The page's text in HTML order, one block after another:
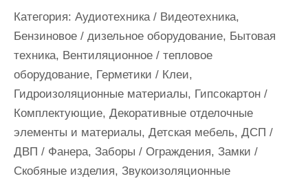
Категория: Аудиотехника / Видеотехника,
Бензиновое / дизельное оборудование, Бытовая
техника, Вентиляционное / тепловое
оборудование, Герметики / Клеи,
Гидроизоляционные материалы, Гипсокартон /
Комплектующие, Декоративные отделочные
элементы и материалы, Детская мебель, ДСП /
ДВП / Фанера, Заборы / Ограждения, Замки /
Скобяные изделия, Звукоизоляционные